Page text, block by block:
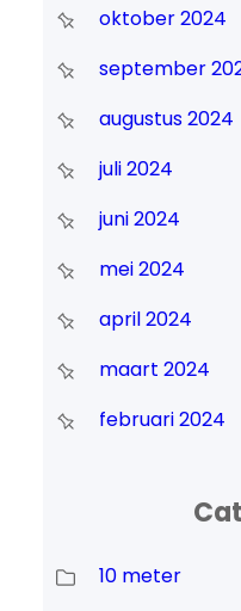
oktober 2024
september
augustus 2024
juli 2024
juni 2024
mei 2024
april 2024
maart 2024
februari 2024
10 meter